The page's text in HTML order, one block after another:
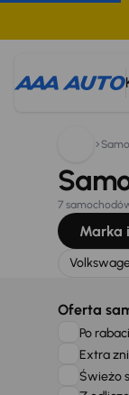
Szukam:
7
Marka
Oferta
Po
Extra
Świeżo